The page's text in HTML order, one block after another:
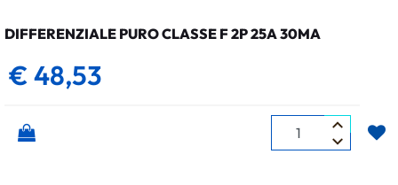
DIFFERENZIALE PURO CLASSE F 2P 25A 30MA
€ 48,53
Quantità